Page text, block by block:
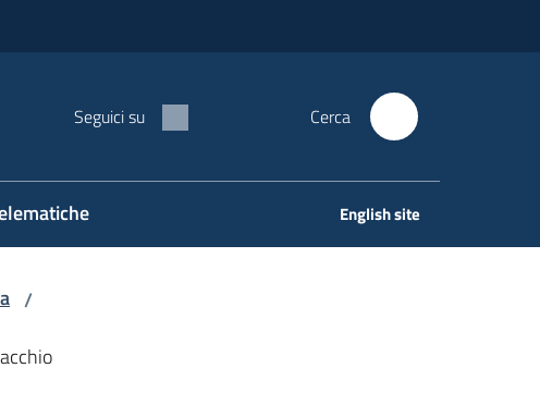
Seguici su Cerca
English site
/